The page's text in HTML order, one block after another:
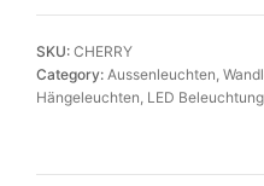
g
b
a
r
E
SKU: CHERRY
Category:Aussenleuchten,
Hängeleuchten, LED Beleuchtung